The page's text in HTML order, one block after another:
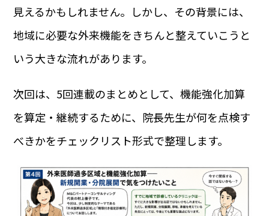
見えるかもしれません。しかし、その背景には、
地域に必要な外来機能をきちんと整えていこうと
いう大きな流れがあります。
次回は、5回連載のまとめとして、機能強化加算
を算定・継続するために、院長先生が何を点検す
べきかをチェックリスト形式で整理します。